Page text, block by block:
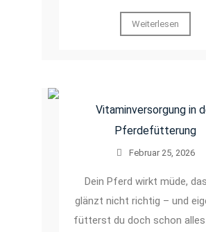
Weiterlesen
Vitaminversorgung in
Pferdefütterung
Februar 25, 2026
Dein Pferd wirkt müde,
glänzt nicht richtig – und
fütterst du doch schon